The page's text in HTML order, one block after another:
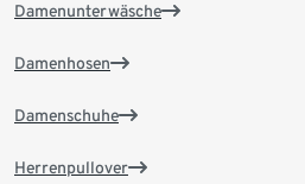
Damenunterwäsche
Damenhosen
Damenschuhe
Herrenpullover